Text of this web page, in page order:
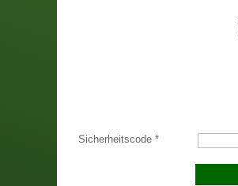
Sicherheitscode *